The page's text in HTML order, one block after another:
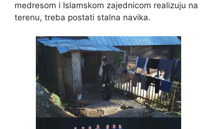
medresom i Islamskom zajednicom realizuju na
terenu, treba postati stalna navika.